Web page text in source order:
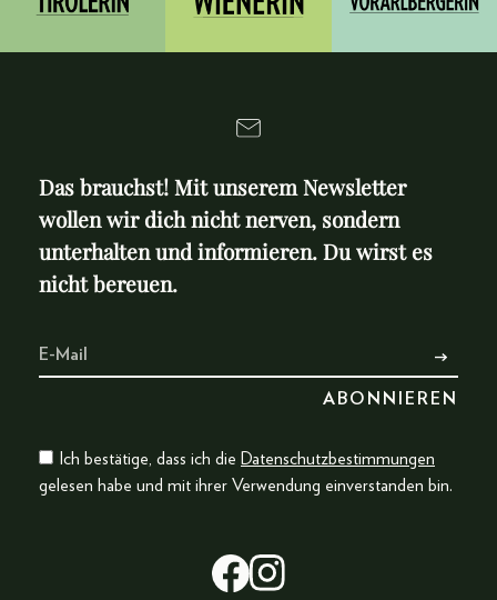
Das brauchst! Mit unserem Newsletter
wollen wir dich nicht nerven, sondern
unterhalten und informieren. Du wirst es
nicht bereuen.
Ich bestätige, dass ich die Datenschutzbestimmungen
gelesen habe und mit ihrer Verwendung einverstanden bin.